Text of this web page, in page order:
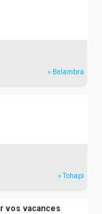
» Belambra
» Tohapi
vos vacances